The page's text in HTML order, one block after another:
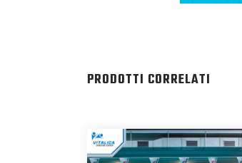
PRODOTTI CORRELATI